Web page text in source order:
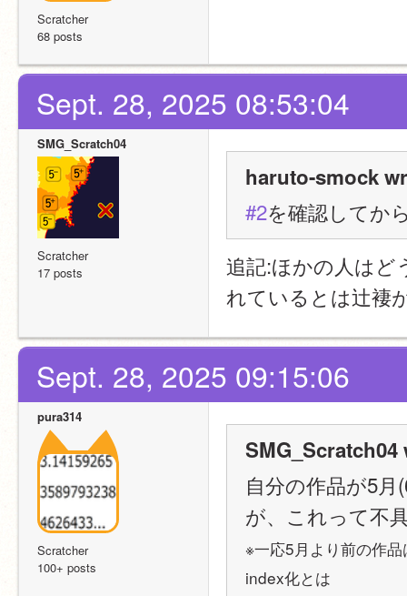
Scratcher
68 posts
Sept. 28, 2025 08:53:04
SMG_Scratch04
Scratcher
17 posts
haruto-smock
#2を確認してか
追記:ほかの人はど
れているとは辻褄
Sept. 28, 2025 09:15:06
pura314
Scratcher
100+ posts
SMG_Scratch04
自分の作品が5
が、これって不
※一応5月より前の作
index化とは